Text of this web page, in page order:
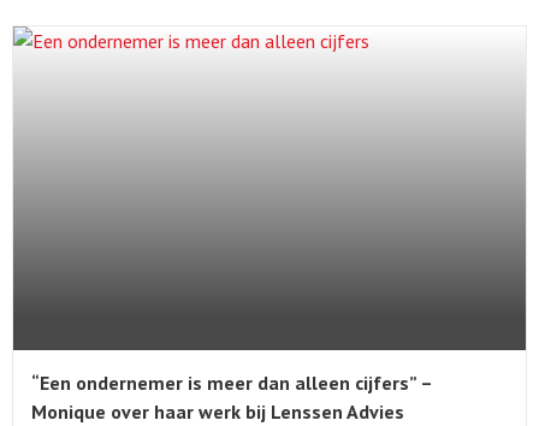
“Een ondernemer is meer dan alleen cijfers” –
Monique over haar werk bij Lenssen Advies